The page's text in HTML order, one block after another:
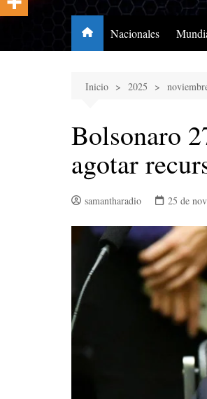
Nacionales
Inicio 2025
Bolsonaro
agotar
samantharadio 25 de